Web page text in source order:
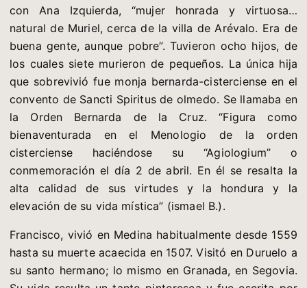
con Ana Izquierda, “mujer honrada y virtuosa…
natural de Muriel, cerca de la villa de Arévalo. Era de
buena gente, aunque pobre”. Tuvieron ocho hijos, de
los cuales siete murieron de pequeños. La única hija
que sobrevivió fue monja bernarda-cisterciense en el
convento de Sancti Spiritus de olmedo. Se llamaba en
la Orden Bernarda de la Cruz. “Figura como
bienaventurada en el Menologio de la orden
cisterciense haciéndose su “Agiologium” o
conmemoración el día 2 de abril. En él se resalta la
alta calidad de sus virtudes y la hondura y la
elevación de su vida mística” (ismael B.).
Francisco, vivió en Medina habitualmente desde 1559
hasta su muerte acaecida en 1507. Visitó en Duruelo a
su santo hermano; lo mismo en Granada, en Segovia.